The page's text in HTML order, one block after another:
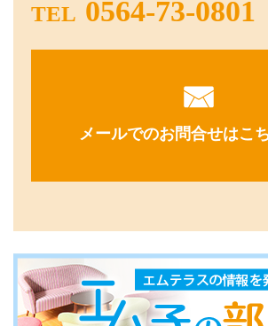
TEL 0564-73-0801
メールでのお問合せはこ